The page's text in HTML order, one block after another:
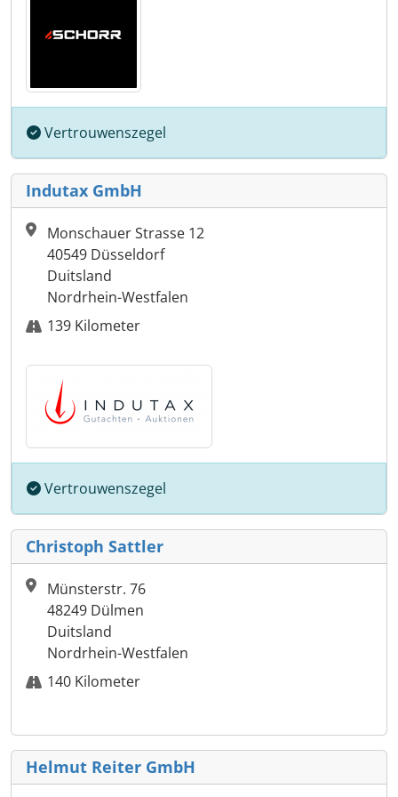
Vertrouwenszegel
Indutax GmbH
Monschauer Strasse 12
40549 Düsseldorf
Duitsland
Nordrhein-Westfalen
139 Kilometer
Vertrouwenszegel
Christoph Sattler
Münsterstr. 76
48249 Dülmen
Duitsland
Nordrhein-Westfalen
140 Kilometer
Helmut Reiter GmbH